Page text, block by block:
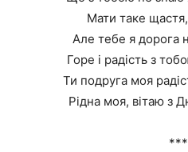
Мати таке
Але тебе я дорога
Горе і радість з
Ти подруга моя
Рідна моя, вітаю з
***